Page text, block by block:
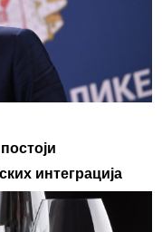
интеграција